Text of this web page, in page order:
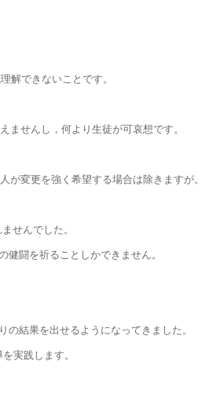
解できないことです。
せんし，何より生徒が可哀想です。
変更を強く希望する場合は除きますが。
せんでした。
闘を祈ることしかできません。
の結果を出せるようになってきました。
実践します。